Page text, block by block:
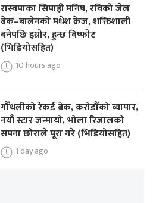
रास्वपाका सिपाही मनिष, रविको जेल
ब्रेक–बालेनको मधेश क्रेज, शक्तिशाली
बनेपछि इग्नोर, हुन्छ विष्फोट
(भिडियोसहित)
10 hours ago
गौँथलीको रेकर्ड ब्रेक, करोडौँको व्यापार,
नयाँ स्टार जन्मायो, भोला रिजालको
सपना छोराले पूरा गरे (भिडियोसहित)
1 day ago